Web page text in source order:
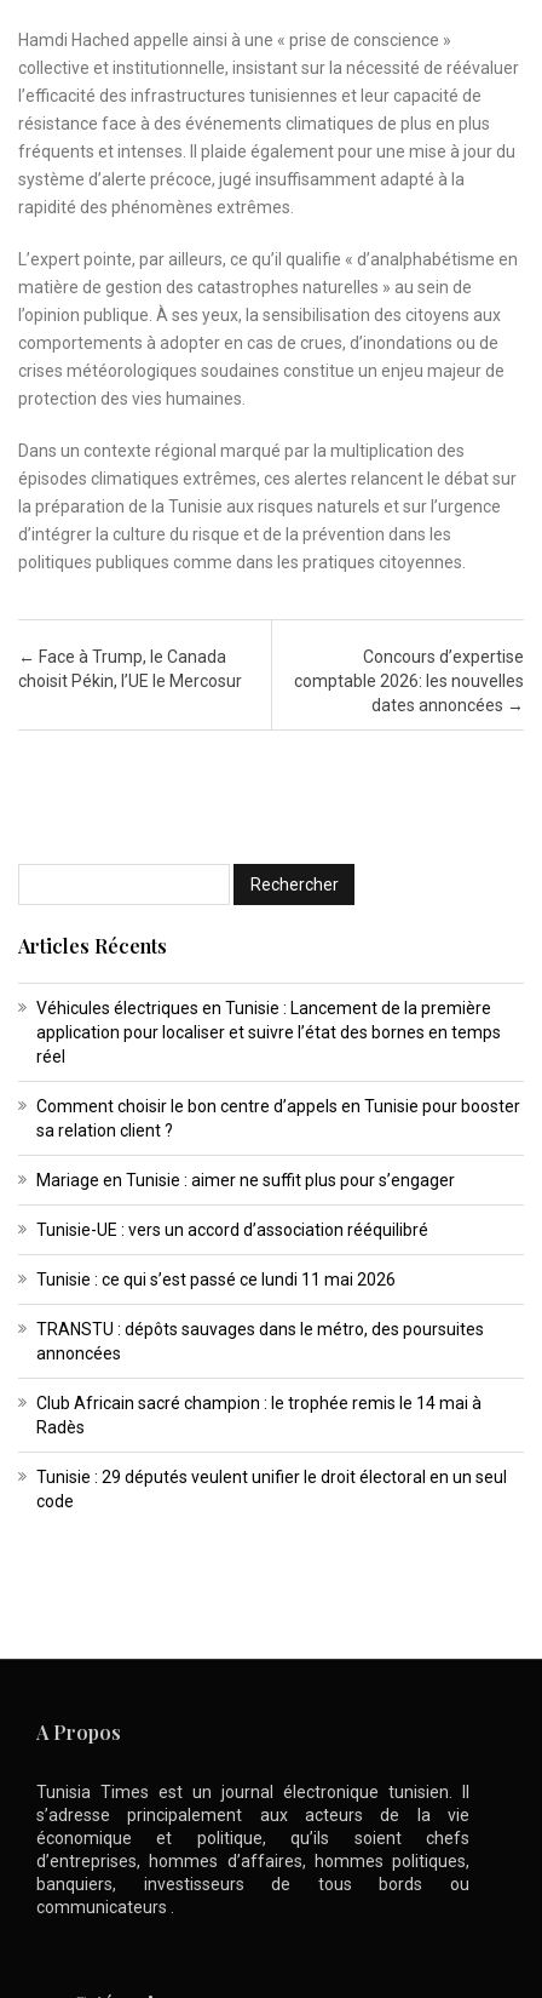
Hamdi Hached appelle ainsi à une « prise de conscience »
collective et institutionnelle, insistant sur la nécessité de réévaluer
l’efficacité des infrastructures tunisiennes et leur capacité de
résistance face à des événements climatiques de plus en plus
fréquents et intenses. Il plaide également pour une mise à jour du
système d’alerte précoce, jugé insuffisamment adapté à la
rapidité des phénomènes extrêmes.
L’expert pointe, par ailleurs, ce qu’il qualifie « d’analphabétisme en
matière de gestion des catastrophes naturelles » au sein de
l’opinion publique. À ses yeux, la sensibilisation des citoyens aux
comportements à adopter en cas de crues, d’inondations ou de
crises météorologiques soudaines constitue un enjeu majeur de
protection des vies humaines.
Dans un contexte régional marqué par la multiplication des
épisodes climatiques extrêmes, ces alertes relancent le débat sur
la préparation de la Tunisie aux risques naturels et sur l’urgence
d’intégrer la culture du risque et de la prévention dans les
politiques publiques comme dans les pratiques citoyennes.
Post navigation
← Face à Trump, le Canada
choisit Pékin, l’UE le Mercosur
Concours d’expertise
comptable 2026: les nouvelles
dates annoncées →
Articles Récents
Véhicules électriques en Tunisie : Lancement de la première
application pour localiser et suivre l’état des bornes en temps
réel
Comment choisir le bon centre d’appels en Tunisie pour booster
sa relation client ?
Mariage en Tunisie : aimer ne suffit plus pour s’engager
Tunisie-UE : vers un accord d’association rééquilibré
Tunisie : ce qui s’est passé ce lundi 11 mai 2026
TRANSTU : dépôts sauvages dans le métro, des poursuites
annoncées
Club Africain sacré champion : le trophée remis le 14 mai à
Radès
Tunisie : 29 députés veulent unifier le droit électoral en un seul
code
A Propos
Tunisia Times est un journal électronique tunisien. Il
s’adresse principalement aux acteurs de la vie
économique et politique, qu’ils soient chefs
d’entreprises, hommes d’affaires, hommes politiques,
banquiers, investisseurs de tous bords ou
communicateurs .